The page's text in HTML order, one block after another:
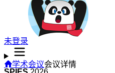
未登录
学术会议会议详情